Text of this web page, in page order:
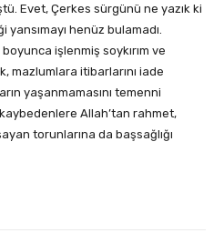
Evet, Çerkes sürgünü ne yazık ki
henüz bulamadı.
işlenmiş soykırım ve
mazlumlara itibarlarını iade
yaşanmamasını temenni
Allah’tan rahmet,
torunlarına da başsağlığı